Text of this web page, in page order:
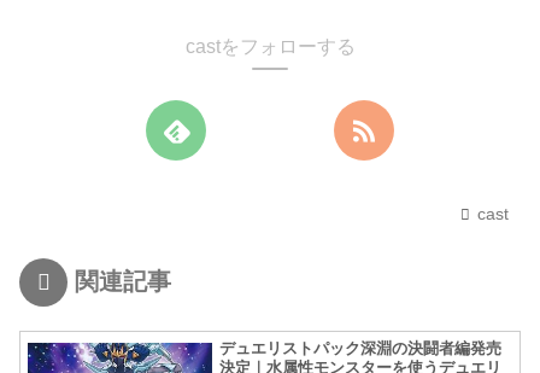
castをフォローする
cast
関連記事
デュエリストパック深淵の決闘者編発売
決定｜水属性モンスターを使うデュエリ